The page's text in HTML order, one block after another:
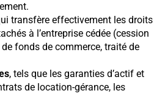
transfère effectivement les droits
à l’entreprise cédée (cession
fonds de commerce, traité de
, tels que les garanties d’actif et
de location-gérance, les